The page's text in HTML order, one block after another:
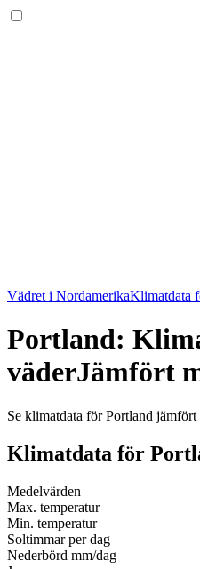
Vädret i NordamerikaKlimatdata
Portland:
väderJämfört
Se klimatdata för Portland
Klimatdata för
Medel­värden
Max. temperatur
Min. temperatur
Soltimmar per dag
Nederbörd mm/dag